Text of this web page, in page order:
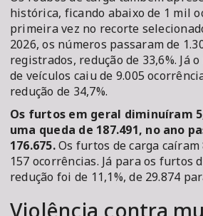
histórica, ficando abaixo de 1 mil
primeira vez no recorte
2026, os números passaram de
registrados, redução de 33,6%. Já
de veículos caiu de 9.005
redução de 34,7%.
Os furtos em geral diminuíram
uma queda de 187.491, no ano
176.675.Os furtos de carga caíram
157 ocorrências. Já para os furtos
redução foi de 11,1%, de 29.874
Violência contra